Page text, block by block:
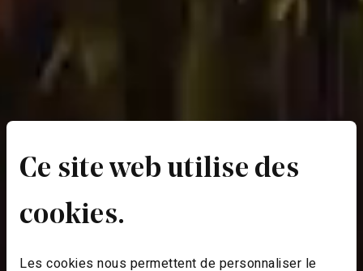
Ce site web utilise des
cookies.
Les cookies nous permettent de personnaliser le